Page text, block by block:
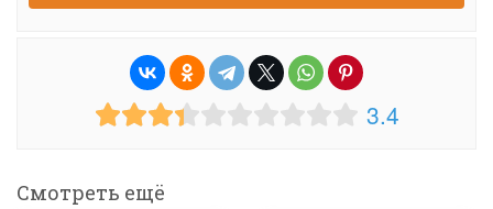
3.4
Смотреть ещё